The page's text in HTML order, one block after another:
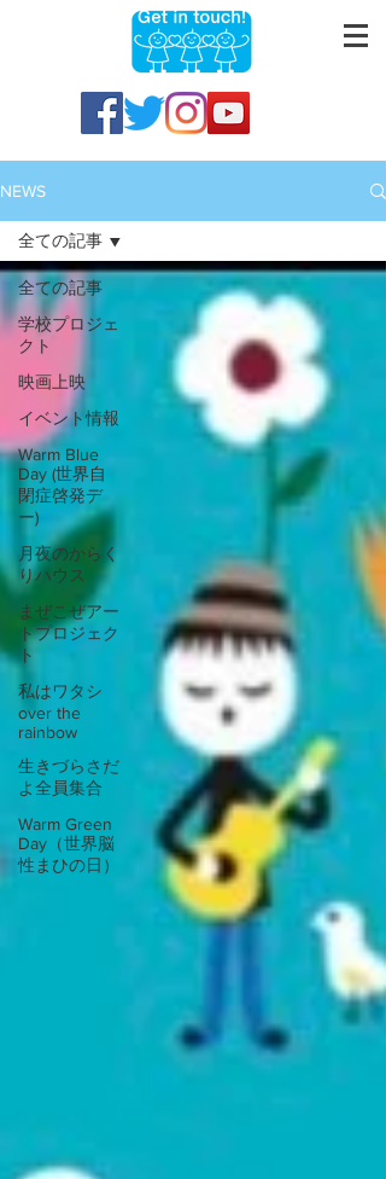
NEWS
全ての記事
学校プロジェ
クト
映画上映
イベント情報
Warm Blue
Day (世界自
閉症啓発デ
ー)
月夜のからく
りハウス
まぜこぜアー
トプロジェク
ト
私はワタシ
over the
rainbow
生きづらさだ
よ全員集合
Warm Green
Day（世界脳
性まひの日）
全ての記事